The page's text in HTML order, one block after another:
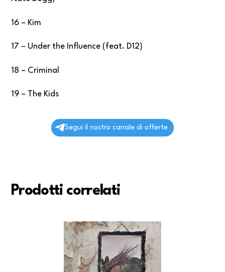
16 – Kim
17 – Under the Influence (feat. D12)
18 – Criminal
19 – The Kids
Segui il nostro canale di offerte
Prodotti correlati